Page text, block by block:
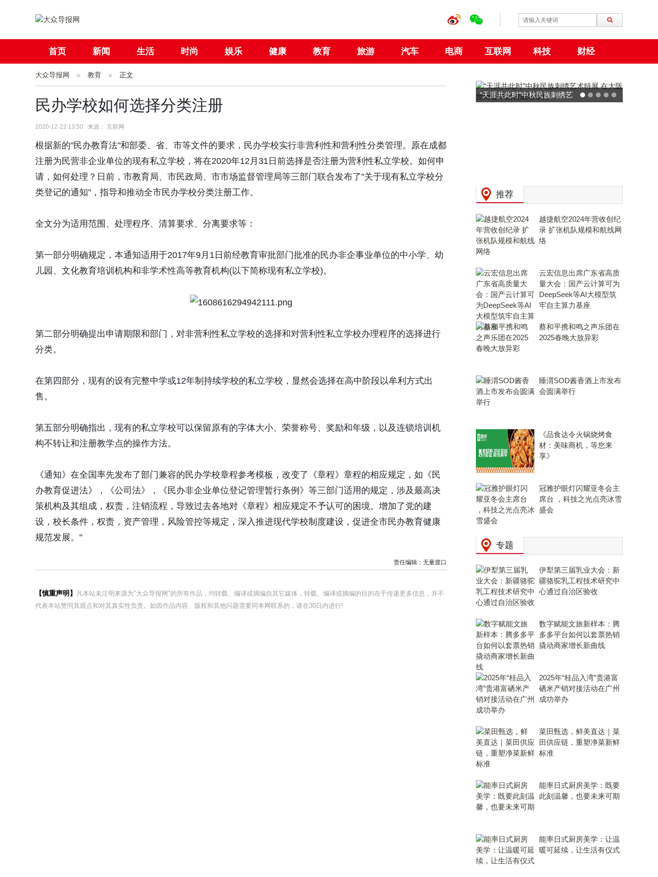
首页 新闻 生活 时尚 娱乐 健康 教育 旅游 汽车 电商 互联网 科技 财经
社会 国际
大众导报网 教育 正文
民办学校如何选择分类注册
2020-12-22 13:50 来源： 互联网
根据新的"民办教育法"和部委、省、市等文件的要求，民办学校实行非营利性和营利性分类管理。原在成都
注册为民营非企业单位的现有私立学校，将在2020年12月31日前选择是否注册为营利性私立学校。如何申
请，如何处理？日前，市教育局、市民政局、市市场监督管理局等三部门联合发布了"关于现有私立学校分
类登记的通知"，指导和推动全市民办学校分类注册工作。
全文分为适用范围、处理程序、清算要求、分离要求等：
第一部分明确规定，本通知适用于2017年9月1日前经教育审批部门批准的民办非企事业单位的中小学、幼
儿园、文化教育培训机构和非学术性高等教育机构(以下简称现有私立学校)。
第二部分明确提出申请期限和部门，对非营利性私立学校的选择和对营利性私立学校办理程序的选择进行
分类。
在第四部分，现有的设有完整中学或12年制持续学校的私立学校，显然会选择在高中阶段以牟利方式出
售。
第五部分明确指出，现有的私立学校可以保留原有的字体大小、荣誉称号、奖励和年级，以及连锁培训机
构不转让和注册教学点的操作方法。
《通知》在全国率先发布了部门兼容的民办学校章程参考模板，改变了《章程》章程的相应规定，如《民
办教育促进法》，《公司法》，《民办非企业单位登记管理暂行条例》等三部门适用的规定，涉及最高决
策机构及其组成，权责，注销流程，导致过去各地对《章程》相应规定不予认可的困境。增加了党的建
设，校长条件，权责，资产管理，风险管控等规定，深入推进现代学校制度建设，促进全市民办教育健康
规范发展。"
责任编辑：无量渡口
【慎重声明】
凡本站未注明来源为"大众导报网"的所有作品，均转载、编译或摘编自其它媒体，转载、编译或摘编的目的在于传递更多信息，并不
代表本站赞同其观点和对其真实性负责。如因作品内容、版权和其他问题需要同本网联系的，请在30日内进行!
“天涯共此时”中秋民族刺绣艺
推荐
越捷航空2024年营收创纪
录 扩张机队规模和航线网
络
云宏信息出席广东省高质
量大会：国产云计算可为
DeepSeek等AI大模型筑
牢自主算力基座
蔡和平携和鸣之声乐团在
2025春晚大放异彩
睡渭SOD酱香酒上市发布
会圆满举行
《品食达令火锅烧烤食
材：美味商机，等您来
享》
冠雅护眼灯闪耀亚冬会主
席台 ，科技之光点亮冰雪
盛会
专题
伊犁第三届乳业大会：新
疆骆驼乳工程技术研究中
心通过自治区验收
数字赋能文旅新样本：腾
多多平台如何以套票热销
撬动商家增长新曲线
2025年“桂品入湾”贵港富
硒米产销对接活动在广州
成功举办
菜田甄选，鲜美直达｜菜
田供应链，重塑净菜新鲜
标准
能率日式厨房美学：既要
此刻温馨，也要未来可期
能率日式厨房美学：让温
暖可延续，让生活有仪式